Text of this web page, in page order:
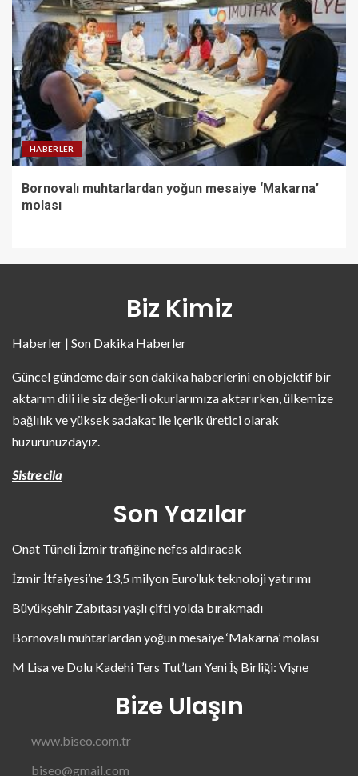
HABERLER
Bornovalı muhtarlardan yoğun mesaiye ‘Makarna’
molası
Biz Kimiz
Haberler | Son Dakika Haberler
Güncel gündeme dair son dakika haberlerini en objektif bir
aktarım dili ile siz değerli okurlarımıza aktarırken, ülkemize
bağlılık ve yüksek sadakat ile içerik üretici olarak
huzurunuzdayız.
Sistre cila
Son Yazılar
Onat Tüneli İzmir trafiğine nefes aldıracak
İzmir İtfaiyesi’ne 13,5 milyon Euro’luk teknoloji yatırımı
Büyükşehir Zabıtası yaşlı çifti yolda bırakmadı
Bornovalı muhtarlardan yoğun mesaiye ‘Makarna’ molası
M Lisa ve Dolu Kadehi Ters Tut’tan Yeni İş Birliği: Vişne
Bize Ulaşın
www.biseo.com.tr
biseo@gmail.com